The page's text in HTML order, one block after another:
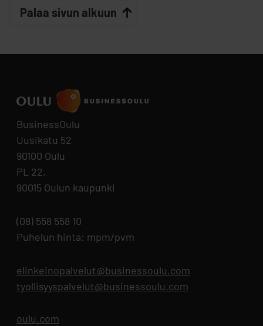
Palaa sivun alkuun
BusinessOulu
Uusikatu 52
90100 Oulu
PL 22,
90015 Oulun kaupunki
(08) 558 558 10
Puhelun hinta: mpm/pvm
elinkeinopalvelut@businessoulu.com
tyollisyyspalvelut@businessoulu.com
oulu.com